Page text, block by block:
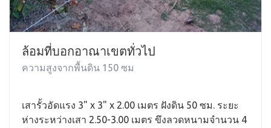
ล้อมที่บอกอาณาเขตทั่วไป
ความสูงจากพื้นดิน 150 ซม
เสารั้วอัดแรง 3" x 3" x 2.00 เมตร ฝังดิน 50 ซม. ระยะ
ห่างระหว่างเสา 2.50-3.00 เมตร ขึงลวดหนามจำนวน 4